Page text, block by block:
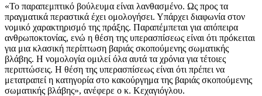
«Το παραπεμπτικό βούλευμα είναι λανθασμένο. Ως προς τα
πραγματικά περαστικά έχει ομολογήσει. Υπάρχει διαφωνία στον
νομικό χαρακτηρισμό της πράξης. Παραπέμπεται για απόπειρα
ανθρωποκτονίας, ενώ η θέση της υπερασπίσεως είναι ότι πρόκειται
για μια κλασική περίπτωση βαριάς σκοπούμενης σωματικής
βλάβης. Η νομολογία ομιλεί όλα αυτά τα χρόνια για τέτοιες
περιπτώσεις. Η θέση της υπερασπίσεως είναι ότι πρέπει να
μετατραπεί η κατηγορία στο κακούργημα της βαριάς σκοπούμενης
σωματικής βλάβης», ανέφερε ο κ. Κεχαγιόγλου.